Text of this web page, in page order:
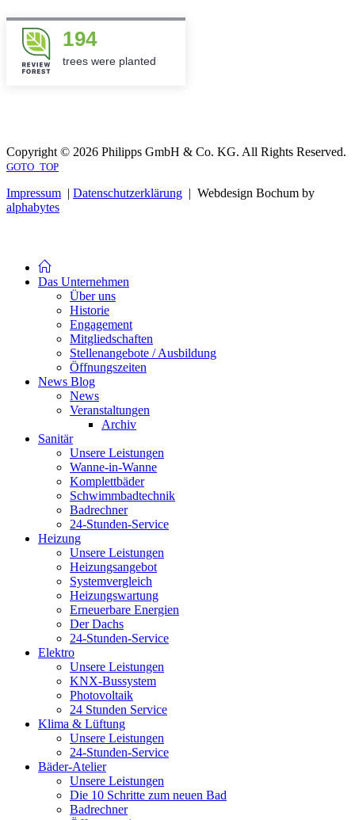
194
trees were planted
Copyright © 2026 Philipps GmbH & Co. KG. All Rights Reserved.
GOTO_TOP
Impressum | Datenschutzerklärung | Webdesign Bochum by
alphabytes
Das Unternehmen
Über uns
Historie
Engagement
Mitgliedschaften
Stellenangebote / Ausbildung
Öffnungszeiten
News Blog
News
Veranstaltungen
Archiv
Sanitär
Unsere Leistungen
Wanne-in-Wanne
Komplettbäder
Schwimmbadtechnik
Badrechner
24-Stunden-Service
Heizung
Unsere Leistungen
Heizungsangebot
Systemvergleich
Heizungswartung
Erneuerbare Energien
Der Dachs
24-Stunden-Service
Elektro
Unsere Leistungen
KNX-Bussystem
Photovoltaik
24 Stunden Service
Klima & Lüftung
Unsere Leistungen
24-Stunden-Service
Bäder-Atelier
Unsere Leistungen
Die 10 Schritte zum neuen Bad
Badrechner